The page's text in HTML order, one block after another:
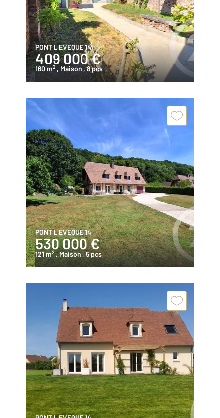
PONT L EVEQUE 14
409 000 €
160 m2 , Maison , 8 pcs
PONT L EVEQUE 14
530 000 €
121 m2 , Maison, 5 pcs